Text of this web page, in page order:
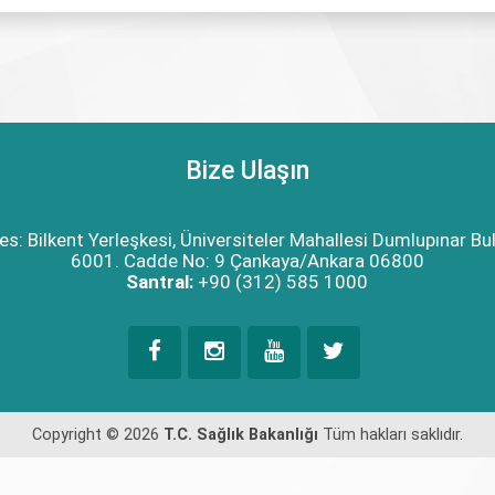
Bize Ulaşın
Bilkent Yerleşkesi, Üniversiteler Mahallesi Dumlupınar
6001. Cadde No: 9 Çankaya/Ankara 06800
Santral: +90 (312) 585 1000
Copyright © 2026 T.C. Sağlık Bakanlığı Tüm hakları saklıdır.